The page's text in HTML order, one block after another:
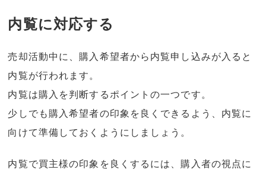
内覧に対応する
売却活動中に、購入希望者から内覧申し込みが入ると
内覧が行われます。
内覧は購入を判断するポイントの一つです。
少しでも購入希望者の印象を良くできるよう、内覧に
向けて準備しておくようにしましょう。
内覧で買主様の印象を良くするには、購入者の視点に